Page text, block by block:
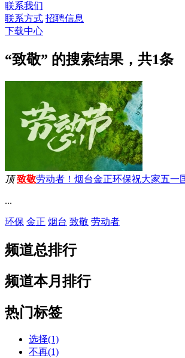
联系我们
联系方式 招聘信息
下载中心
“致敬” 的搜索结果，共1条
顶 致敬劳动者！烟台金正环保祝大家五一
...
环保 金正 烟台 致敬 劳动者
频道总排行
频道本月排行
热门标签
选择(1)
不再(1)